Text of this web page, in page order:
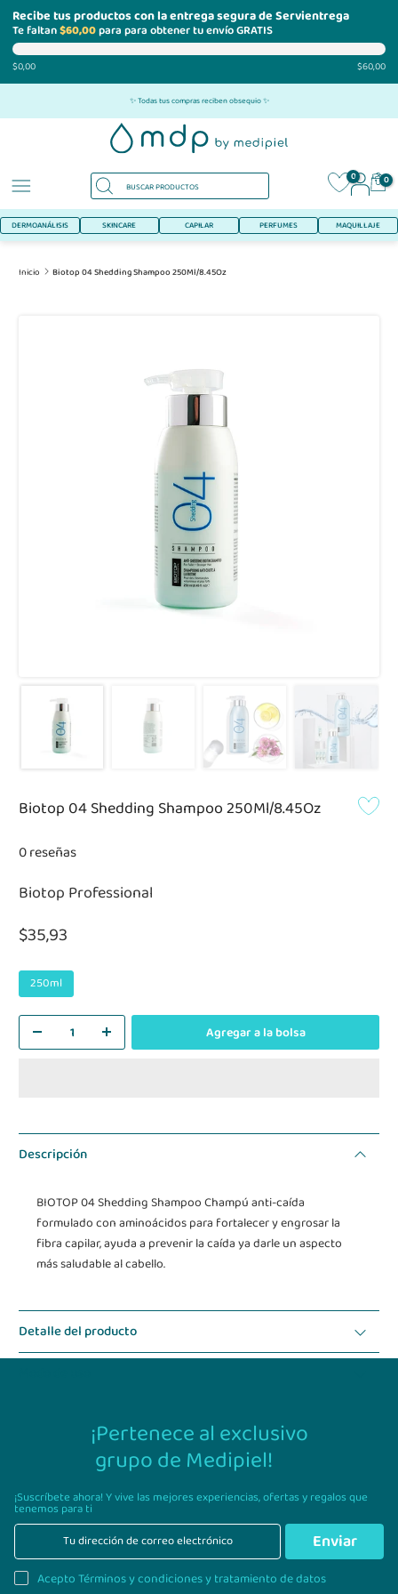
Recibe tus productos con la entrega segura de Servientrega
Te faltan$60,00para para obtener tu envío GRATIS
$0,00 $60,00
al
✨ Todas tus compras reciben obsequio ✨
0 0
DERMOANÁLISIS SKINCARE CAPILAR PERFUMES MAQUILLAJE
Inicio Biotop 04 Shedding Shampoo 250Ml/8.45Oz
Biotop 04 Shedding Shampoo 250Ml/8.45Oz
0 reseñas
Biotop Professional
$35,93
250ml
Agregar a la bolsa
Descripción
BIOTOP 04 Shedding Shampoo Champú anti-caída
formuladocon aminoácidos para fortalecery engrosar la
fibra capilar, ayudaa prevenir la caída ya darle unaspecto
más saludable al cabello.
Detalle del producto
¡Pertenece al exclusivo
grupo de Medipiel!
¡Suscríbete ahora! Y vive las mejores experiencias,ofertas y regalos que
tenemos para ti
Enviar
Acepto Términos y condiciones y tratamiento de datos